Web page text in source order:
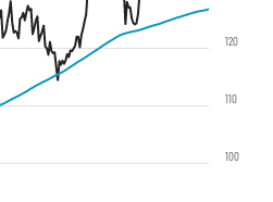
100
110
120